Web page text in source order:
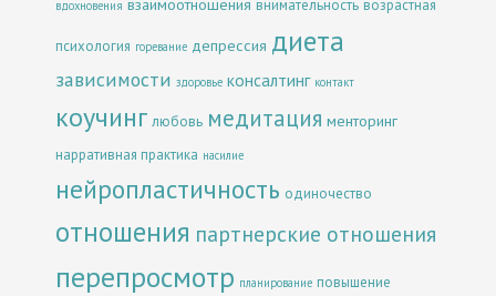
вдохновения внимательность возрастная
психология горевание депрессия диета
зависимости здоровье консалтинг контакт
коучинг любовь медитация менторинг
нарративная практика насилие
нейропластичность одиночество
отношения партнерские отношения
перепросмотр планирование повышение